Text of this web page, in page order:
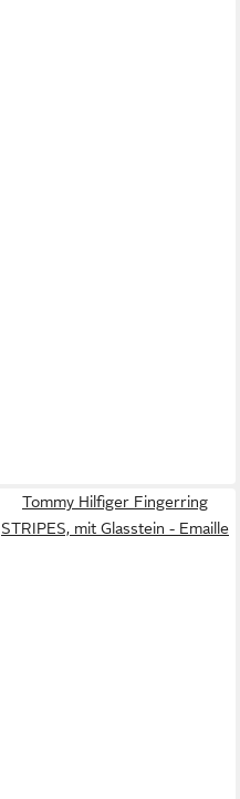
Tommy Hilfiger Fingerring
STRIPES, mit Glasstein - Emaille